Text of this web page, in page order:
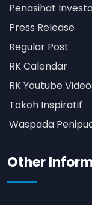
Penasihat
Press Release
Regular Post
RK Calendar
RK Youtube
Tokoh Inspiratif
Waspada
Other